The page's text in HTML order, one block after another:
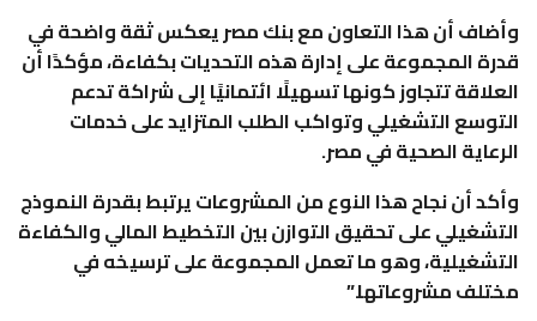
وأضاف أن هذا التعاون مع بنك مصر يعكس ثقة واضحة في
قدرة المجموعة على إدارة هذه التحديات بكفاءة، مؤكدًا أن
العلاقة تتجاوز كونها تسهيلًا ائتمانيًا إلى شراكة تدعم
التوسع التشغيلي وتواكب الطلب المتزايد على خدمات
الرعاية الصحية في مصر.
وأكد أن نجاح هذا النوع من المشروعات يرتبط بقدرة النموذج
التشغيلي على تحقيق التوازن بين التخطيط المالي والكفاءة
التشغيلية، وهو ما تعمل المجموعة على ترسيخه في
مختلف مشروعاتها.”